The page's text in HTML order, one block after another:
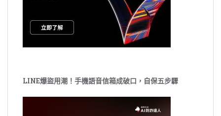
LINE爆盜用潮！手機語音信箱成破口，自保五步驟